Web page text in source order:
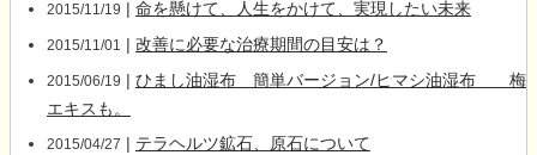
2015/11/19 | 命を懸けて、人生をかけて、実現したい未来
2015/11/01 | 改善に必要な治療期間の目安は？
2015/06/19 | ひまし油湿布 簡単バージョン/ヒマシ油湿布 梅
エキスも。
2015/04/27 | テラヘルツ鉱石、原石について